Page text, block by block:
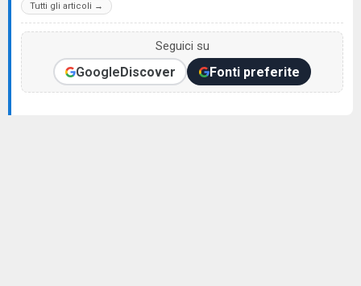
Tutti gli articoli →
Seguici su
GoogleDiscover Fonti preferite